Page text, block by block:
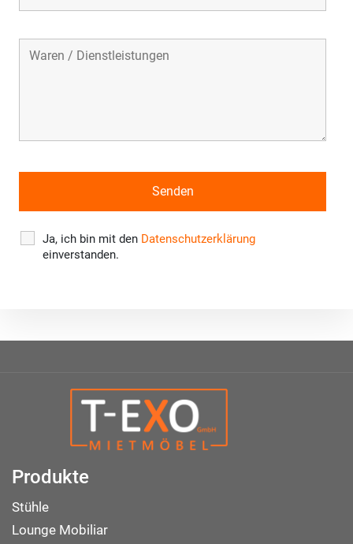
Ja, ich bin mit den Datenschutzerklärung
einverstanden.
Produkte
Stühle
Lounge Mobiliar